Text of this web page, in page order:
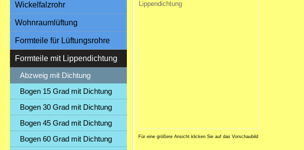
Für eine größere Ansicht klicken Sie auf das Vorschaubild
Wickelfalzrohr
Wohnraumlüftung
Formteile für Lüftungsrohre
Formteile mit Lippendichtung
Abzweig mit Dichtung
Bogen 15 Grad mit Dichtung
Bogen 30 Grad mit Dichtung
Bogen 45 Grad mit Dichtung
Bogen 60 Grad mit Dichtung